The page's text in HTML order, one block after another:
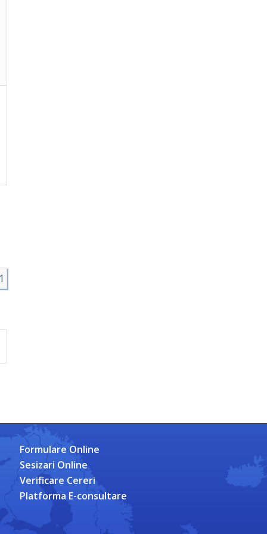
Formulare Online
Sesizari Online
Verificare Cereri
Platforma E-consultare